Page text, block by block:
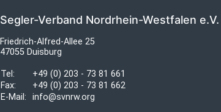
Segler-Verband Nordrhein-Westfalen e.V.
Friedrich-Alfred-Allee 25
47055 Duisburg
Tel:
+49 (0) 203 - 73 81 661
Fax:
+49 (0) 203 - 73 81 662
E-Mail:
info@svnrw.org